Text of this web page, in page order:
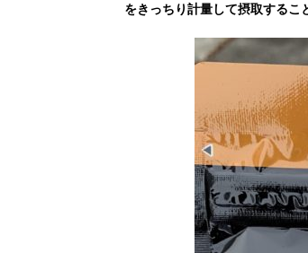
をきっちり計量して摂取するこ